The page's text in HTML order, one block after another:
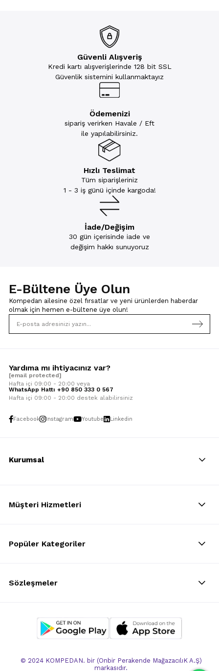
Güvenli Alışveriş
Kredi kartı alışverişlerinde 128 bit SSL
Güvenlik sistemini kullanmaktayız
Ödemenizi
sipariş verirken Havale / Eft
ile yapılabilirsiniz.
Hızlı Teslimat
Tüm siparişleriniz
1 - 3 iş günü içinde kargoda!
İade/Değişim
30 gün içerisinde iade ve
değişim hakkı sunuyoruz
E-Bültene Üye Olun
Kompedan ailesine özel fırsatlar ve yeni ürünlerden haberdar
olmak için hemen e-bültene üye olun!
Yardıma mı ihtiyacınız var?
[email protected]
Hafta içi 09:00 - 20:00 veya
WhatsApp Hattı +90 850 333 0 567
Hafta içi 09:00 - 20:00 destek alabilirsiniz
Facebook Instagram Youtube Linkedin
Kurumsal
Müşteri Hizmetleri
Popüler Kategoriler
Sözleşmeler
© 2024 KOMPEDAN. bir (Onbir Perakende MağazacılıK A.Ş)
markasıdır.